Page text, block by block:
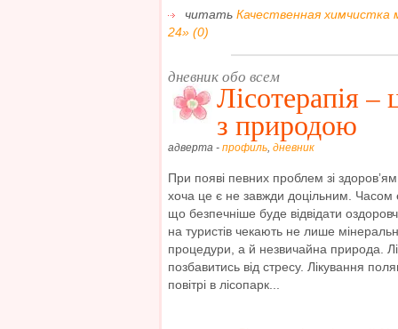
читать Качественная
24» (0)
дневник обо всем
Лісотерапія
з природою
адверта - профиль, дневник
При появі певних проблем зі
хоча це є не завжди доцільним. Часом
що безпечніше буде відвідати
на туристів чекають не лише
процедури, а й незвичайна природа.
позбавитись від стресу. Лікування
повітрі в лісопарк...